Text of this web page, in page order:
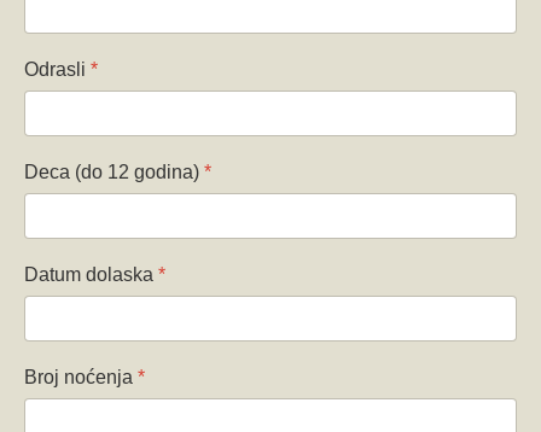
Odrasli *
Deca (do 12 godina) *
Datum dolaska *
Broj noćenja *